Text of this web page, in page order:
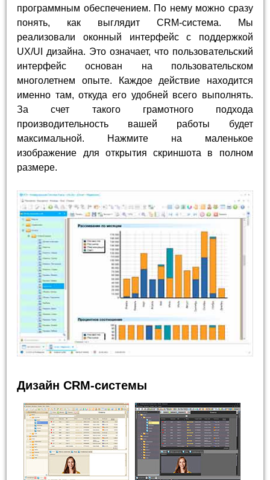
программным обеспечением. По нему можно сразу
понять, как выглядит CRM-система. Мы
реализовали оконный интерфейс с поддержкой
UX/UI дизайна. Это означает, что пользовательский
интерфейс основан на пользовательском
многолетнем опыте. Каждое действие находится
именно там, откуда его удобней всего выполнять.
За счет такого грамотного подхода
производительность вашей работы будет
максимальной. Нажмите на маленькое
изображение для открытия скриншота в полном
размере.
Дизайн CRM-системы